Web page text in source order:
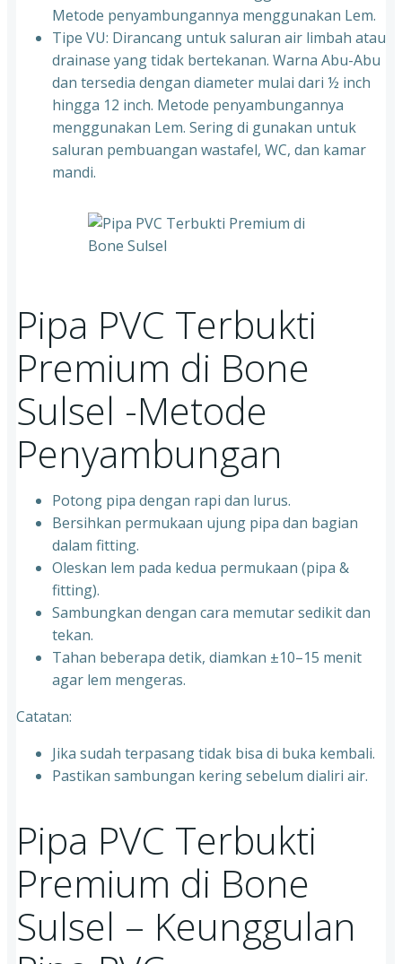
Metode penyambungannya menggunakan Lem.
Tipe VU: Dirancang untuk saluran air limbah atau
drainase yang tidak bertekanan. Warna Abu-Abu
dan tersedia dengan diameter mulai dari ½ inch
hingga 12 inch. Metode penyambungannya
menggunakan Lem. Sering di gunakan untuk
saluran pembuangan wastafel, WC, dan kamar
mandi.
Pipa PVC Terbukti
Premium di Bone
Sulsel -Metode
Penyambungan
Potong pipa dengan rapi dan lurus.
Bersihkan permukaan ujung pipa dan bagian
dalam fitting.
Oleskan lem pada kedua permukaan (pipa &
fitting).
Sambungkan dengan cara memutar sedikit dan
tekan.
Tahan beberapa detik, diamkan ±10–15 menit
agar lem mengeras.
Catatan:
Jika sudah terpasang tidak bisa di buka kembali.
Pastikan sambungan kering sebelum dialiri air.
Pipa PVC Terbukti
Premium di Bone
Sulsel – Keunggulan